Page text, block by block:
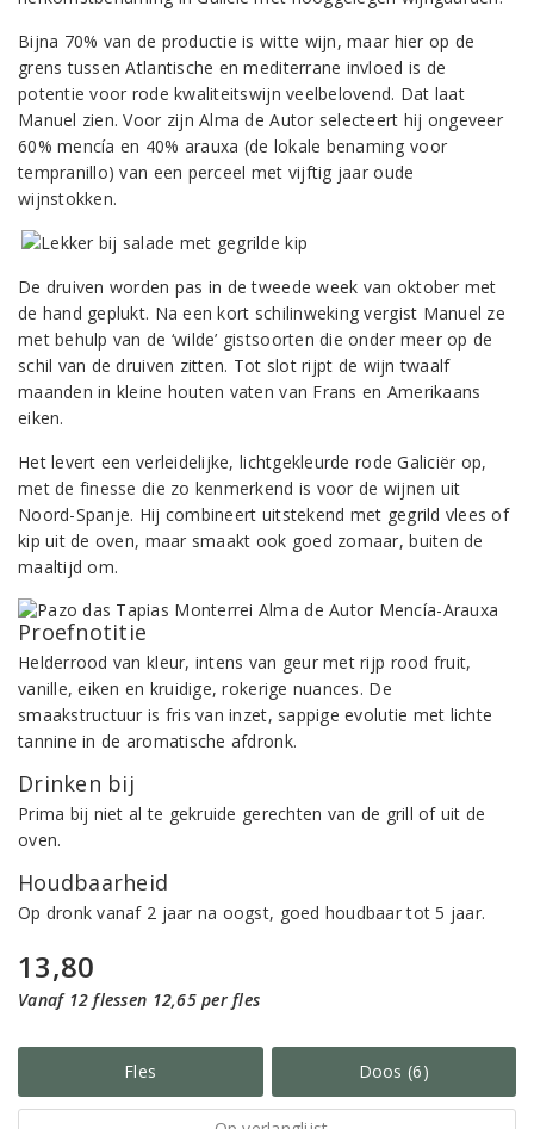
Bijna 70% van de productie is witte wijn, maar hier op de
grens tussen Atlantische en mediterrane invloed is de
potentie voor rode kwaliteitswijn veelbelovend. Dat laat
Manuel zien. Voor zijn Alma de Autor selecteert hij ongeveer
60% mencía en 40% arauxa (de lokale benaming voor
tempranillo) van een perceel met vijftig jaar oude
wijnstokken.
De druiven worden pas in de tweede week van oktober met
de hand geplukt. Na een kort schilinweking vergist Manuel ze
met behulp van de ‘wilde’ gistsoorten die onder meer op de
schil van de druiven zitten. Tot slot rijpt de wijn twaalf
maanden in kleine houten vaten van Frans en Amerikaans
eiken.
Het levert een verleidelijke, lichtgekleurde rode Galiciër op,
met de finesse die zo kenmerkend is voor de wijnen uit
Noord-Spanje. Hij combineert uitstekend met gegrild vlees of
kip uit de oven, maar smaakt ook goed zomaar, buiten de
maaltijd om.
Proefnotitie
Helderrood van kleur, intens van geur met rijp rood fruit,
vanille, eiken en kruidige, rokerige nuances. De
smaakstructuur is fris van inzet, sappige evolutie met lichte
tannine in de aromatische afdronk.
Drinken bij
Prima bij niet al te gekruide gerechten van de grill of uit de
oven.
Houdbaarheid
Op dronk vanaf 2 jaar na oogst, goed houdbaar tot 5 jaar.
13,80
Vanaf 12 flessen 12,65 per fles
Fles Doos (6)